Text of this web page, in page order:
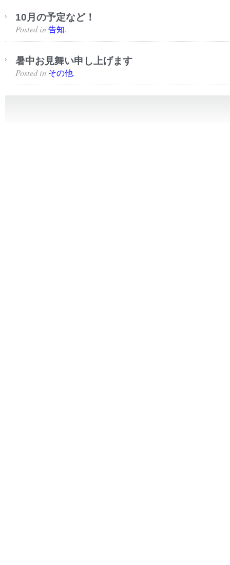
10月の予定など！
Posted in 告知.
暑中お見舞い申し上げます
Posted in その他.